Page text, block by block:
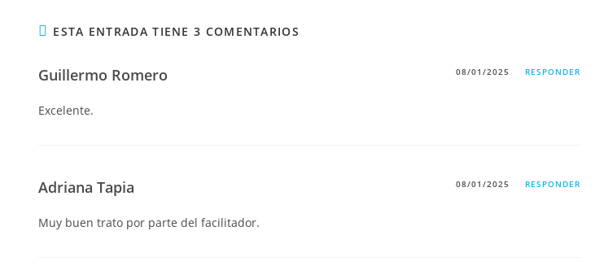
ESTA ENTRADA TIENE 3 COMENTARIOS
Guillermo Romero 08/01/2025 RESPONDER
Excelente.
Adriana Tapia 08/01/2025 RESPONDER
Muy buen trato por parte del facilitador.